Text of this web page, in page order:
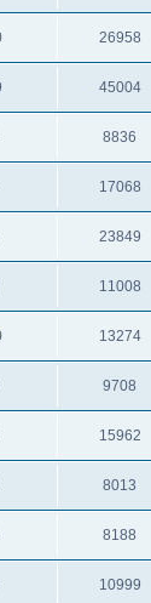
26958
45004
8836
17068
23849
11008
13274
9708
15962
8013
8188
10999